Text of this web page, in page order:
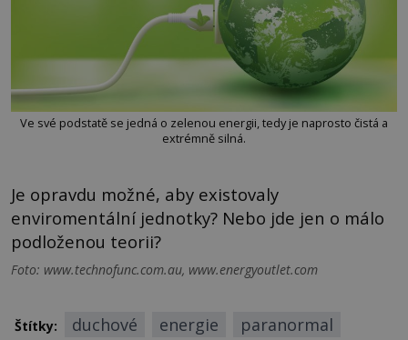
Ve své podstatě se jedná o zelenou energii, tedy je naprosto čistá a
extrémně silná.
Je opravdu možné, aby existovaly
enviromentální jednotky? Nebo jde jen o málo
podloženou teorii?
Foto: www.technofunc.com.au, www.energyoutlet.com
Štítky: duchové energie
paranormal